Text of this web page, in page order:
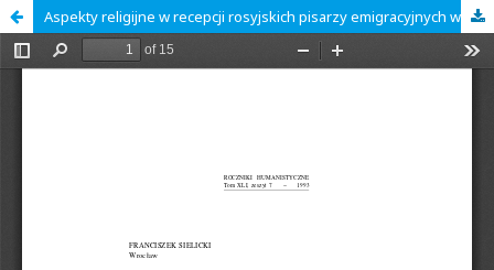
Aspekty religijne w recepcji rosyjskich pisarzy emigracyjnych w Polsce międzywojennej